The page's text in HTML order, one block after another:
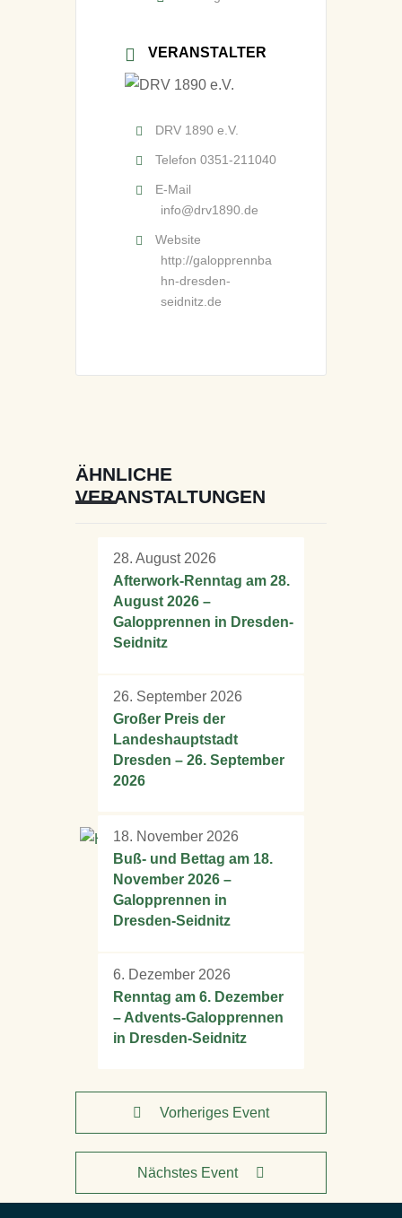
Himiko
VERANSTALTER
DRV 1890 e.V.
Telefon 0351-211040
E-Mail
info@drv1890.de
Website
http://galopprennba
hn-dresden-
seidnitz.de
ÄHNLICHE
VERANSTALTUNGEN
28. August 2026
Afterwork-Renntag am 28.
August 2026 –
Galopprennen in Dresden-
Seidnitz
26. September 2026
Großer Preis der
Landeshauptstadt
Dresden – 26. September
2026
18. November 2026
Buß- und Bettag am 18.
November 2026 –
Galopprennen in
Dresden‑Seidnitz
6. Dezember 2026
Renntag am 6. Dezember
– Advents-Galopprennen
in Dresden-Seidnitz
Vorheriges Event
Nächstes Event